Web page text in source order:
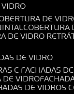
VIDRO
DE
DE VIDRO
DE VIDRO
E FACHADAS
DE VIDRO
DE VIDROS